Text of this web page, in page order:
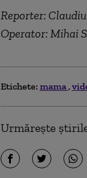
Reporter:
Operator: Mihai
Etichete: mama
Urmărește